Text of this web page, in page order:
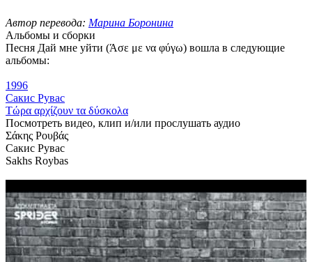
Автор перевода: Марина Боронина
Альбомы и сборки
Песня Дай мне уйти (Άσε με να φύγω) вошла в следующие
альбомы:
1996
Сакис Рувас
Τώρα αρχίζουν τα δύσκολα
Посмотреть видео, клип и/или прослушать аудио
Σάκης Ρουβάς
Сакис Рувас
Sakhs Roybas